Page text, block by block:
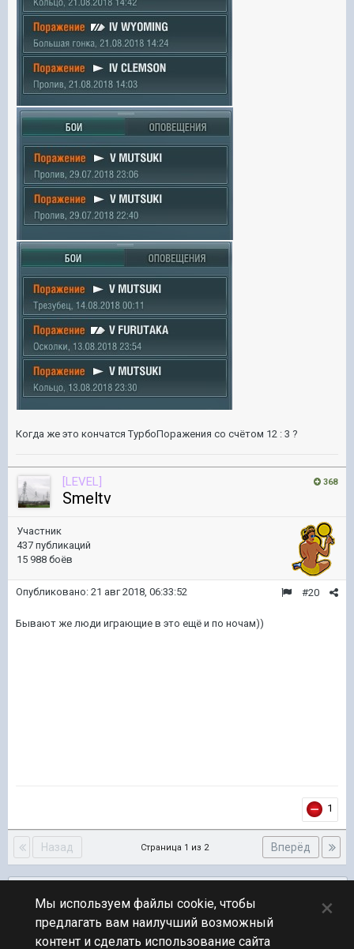
Когда же это кончатся ТурбоПоражения со счётом 12 : 3 ?
368
[LEVEL]
Smeltv
Участник
437 публикаций
15 988 боёв
#20
Опубликовано: 21 авг 2018, 06:33:52
Бывают же люди играющие в это ещё и по ночам))
1
Назад Вперёд
Страница 1 из 2
ПЕРЕЙТИ К СПИСКУ ТЕМ
Мы используем файлы cookie, чтобы
предлагать вам наилучший возможный
контент и сделать использование сайта
×